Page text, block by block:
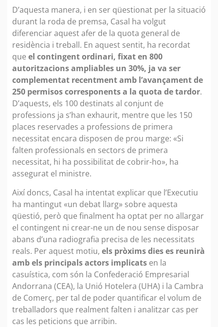
D’aquesta manera, i en ser qüestionat per la situació
durant la roda de premsa, Casal ha volgut
diferenciar aquest afer de la quota general de
residència i treball. En aquest sentit, ha recordat
que el contingent ordinari, fixat en 800
autoritzacions ampliables un 30%, ja va ser
complementat recentment amb l’avançament de
250 permisos corresponents a la quota de tardor.
D’aquests, els 100 destinats al conjunt de
professions ja s’han exhaurit, mentre que les 150
places reservades a professions de primera
necessitat encara disposen de prou marge: «Si
falten professionals en sectors de primera
necessitat, hi ha possibilitat de cobrir-ho», ha
assegurat el ministre.
Així doncs, Casal ha intentat explicar que l’Executiu
ha mantingut «un debat llarg» sobre aquesta
qüestió, però que finalment ha optat per no allargar
el contingent ni crear-ne un de nou sense disposar
abans d’una radiografia precisa de les necessitats
reals. Per aquest motiu, els pròxims dies es reunirà
amb els principals actors implicats en la
casuística, com són la Confederació Empresarial
Andorrana (CEA), la Unió Hotelera (UHA) i la Cambra
de Comerç, per tal de poder quantificar el volum de
treballadors que realment falten i analitzar cas per
cas les peticions que arribin.